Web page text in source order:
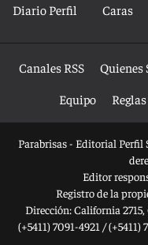
Diario Perfil Caras
Canales RSS Quienes
Equipo
Parabrisas - Editorial Perfil
Editor
Registro de la
Dirección:California 2715,
(+5411) 7091-4921 /(+5411)